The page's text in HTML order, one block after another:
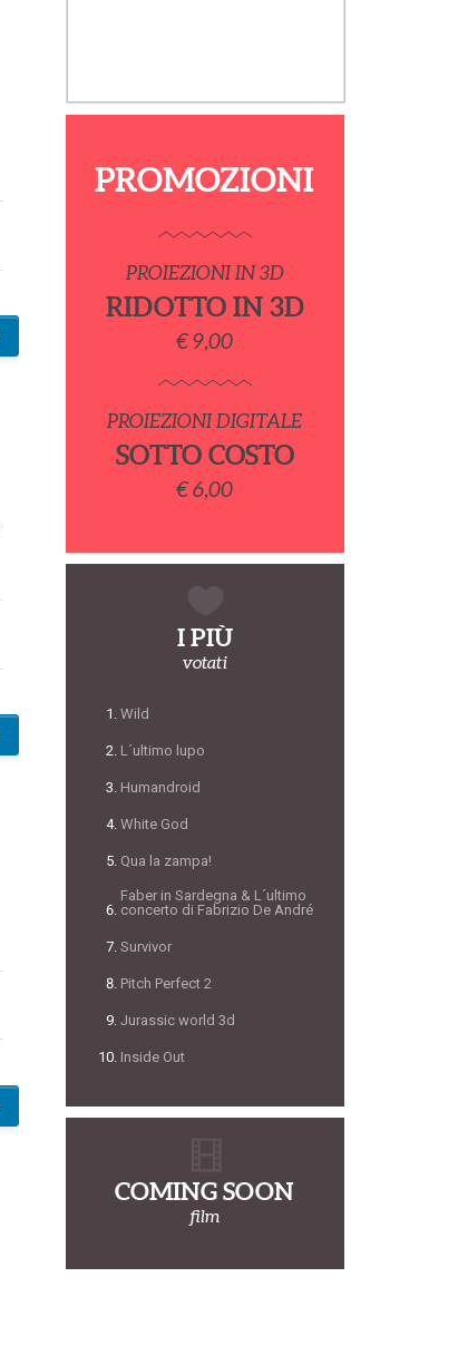
PROMOZIONI
PROIEZIONI IN 3D
RIDOTTO IN 3D
€ 9,00
PROIEZIONI DIGITALE
SOTTO COSTO
€ 6,00
I PIÙ
votati
Wild
L´ultimo lupo
Humandroid
White God
Qua la zampa!
Faber in Sardegna & L´ultimo
concerto di Fabrizio De André
Survivor
Pitch Perfect 2
Jurassic world 3d
Inside Out
COMING SOON
film